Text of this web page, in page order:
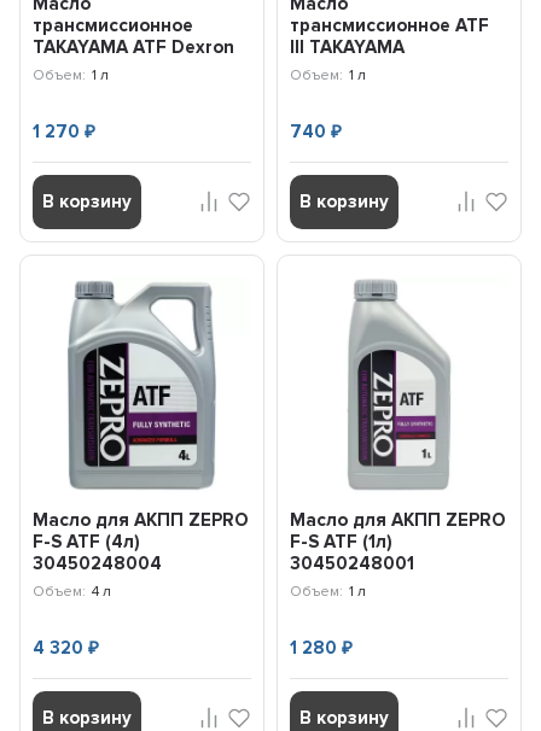
трансмиссионное
TAKAYAMA ATF Deхron
VI (1л) 605608
Объем: 1 л
1 270₽
В корзину
трансмиссионное ATF
lll TAKAYAMA
Transmission (1л) 100452
Объем: 1 л
740 ₽
В корзину
Масло для АКПП ZEPRO
F-S ATF (4л)
30450248004
Объем: 4 л
4 320₽
В корзину
Масло для АКПП ZEPRO
F-S ATF (1л)
30450248001
Объем: 1 л
1 280 ₽
В корзину